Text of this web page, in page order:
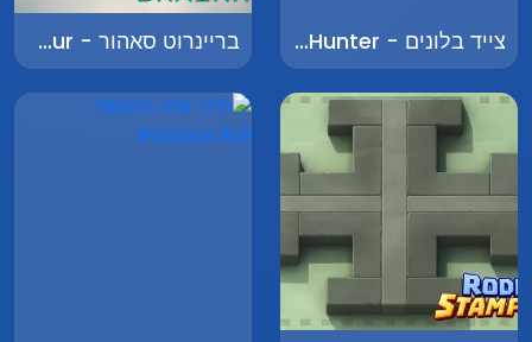
צייד בלונים - Balloon Hunter בריינרוט סאהור - Brainrot Sahuuur